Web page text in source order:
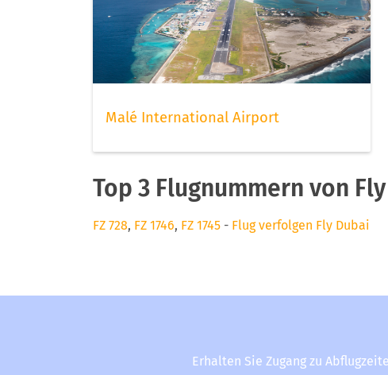
Malé International Airport
Top 3 Flugnummern von
FZ 728, FZ 1746, FZ 1745 - Flug verfolgen Fly Dubai
Erhalten Sie Zugang zu